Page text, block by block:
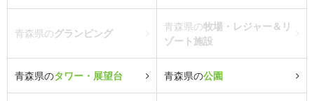
青森県のグランピング
青森県の牧場・レジャー＆リ
ゾート施設
青森県のタワー・展望台 青森県の公園